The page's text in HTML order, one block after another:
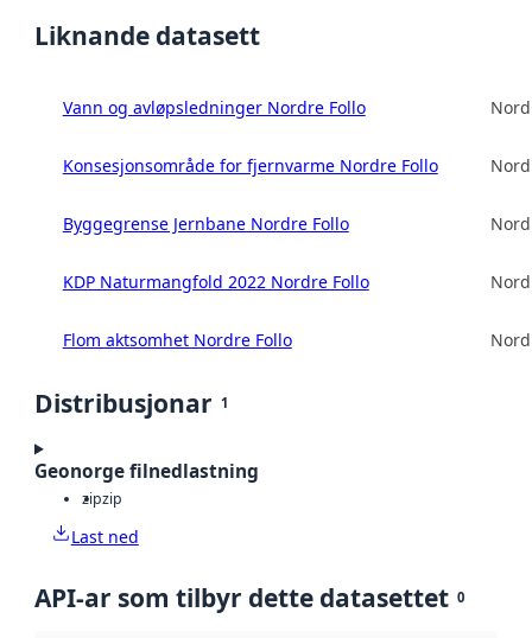
Liknande datasett
Vann og avløpsledninger Nordre Follo
Konsesjonsområde for fjernvarme Nordre Follo
Byggegrense Jernbane Nordre Follo
KDP Naturmangfold 2022 Nordre Follo
Flom aktsomhet Nordre Follo
Distribusjonar 1
Geonorge filnedlastning
zipzip
Last ned
API-ar som tilbyr dette datasettet 0